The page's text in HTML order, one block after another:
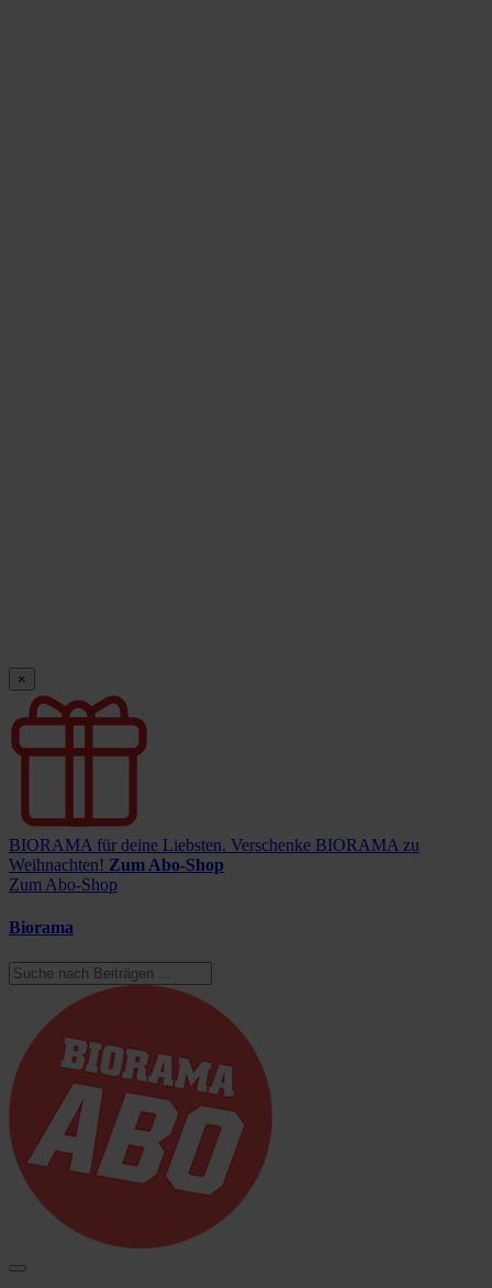
×
BIORAMA für deine Liebsten. Verschenke BIORAMA zu
Weihnachten! Zum Abo-Shop
Zum Abo-Shop
Biorama